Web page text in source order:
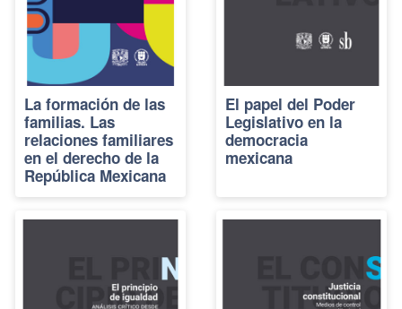
La formación de las
familias. Las
relaciones familiares
en el derecho de la
República Mexicana
El papel del Poder
Legislativo en la
democracia
mexicana